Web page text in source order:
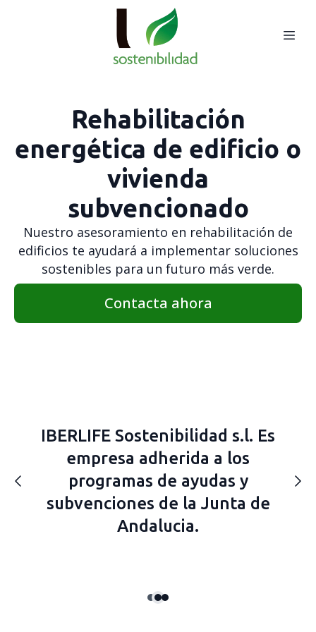
Rehabilitación
energética de edificio o
vivienda
subvencionado
Nuestro asesoramiento en rehabilitación de
edificios te ayudará a implementar soluciones
sostenibles para un futuro más verde.
Contacta ahora
IBERLIFE Sostenibilidad s.l. Es
empresa adherida a los
programas de ayudas y
subvenciones de la Junta de
Andalucia.